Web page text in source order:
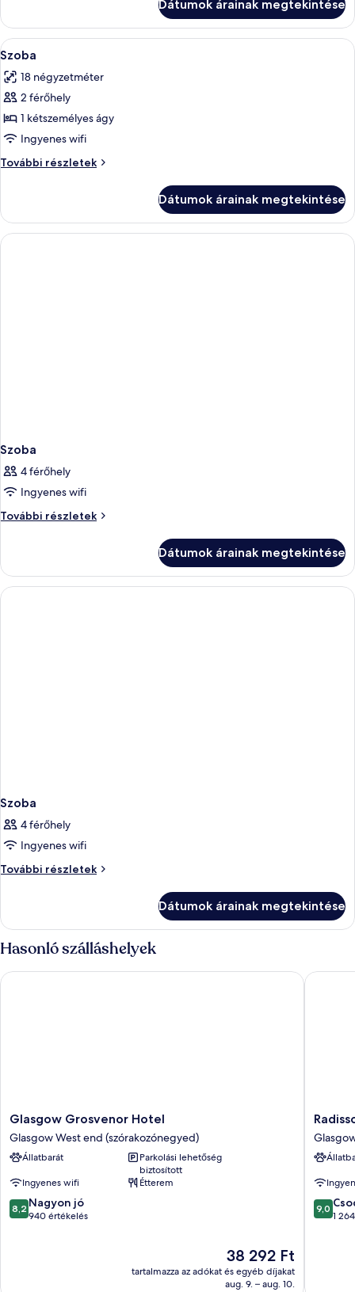
Dátumok árainak megtekintése
A
következő
szoba
összes
képének
megtekintése:
Szoba
Egy hálószoba, amelyben egy nagy
4
Szoba
18 négyzetméter
2 férőhely
1 kétszemélyes ágy
Ingyenes wifi
További részletek
Szoba
Dátumok árainak megtekintése
Szoba
4 férőhely
Ingyenes wifi
További részletek
Szoba
Dátumok árainak megtekintése
Szoba
4 férőhely
Ingyenes wifi
További részletek
Szoba
Dátumok árainak megtekintése
Hasonló szálláshelyek
Glasgow
Grosvenor
Hotel
Glasgow
end
(szórakozónegyed)
Glasgow Grosvenor Hotel
Glasgow West end (szórakozónegyed)
Állatbarát
Parkolási lehetőség
biztosított
Ingyenes wifi
Étterem
8.2
ennyiből:
8,2 Nagyon jó
940 értékelés
Az
ár
38 292 Ft
38 292 Ft
tartalmazza az adókat és egyéb díjakat
aug. 9. – aug. 10.
Glasgow Grosvenor Hotel
RED
end
9.0
9,0
1